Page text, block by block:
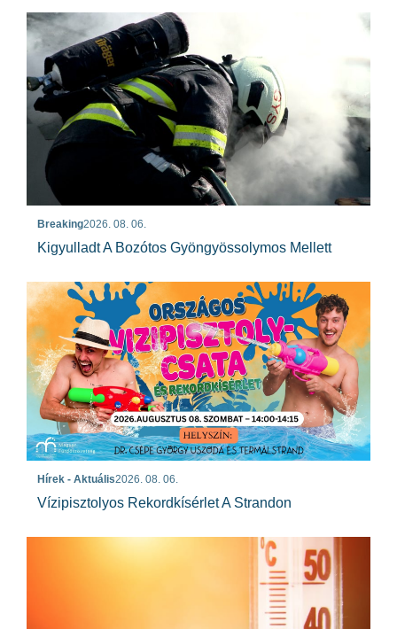
Breaking2026. 08. 06.
Kigyulladt A Bozótos Gyöngyössolymos Mellett
Hírek - Aktuális2026. 08. 06.
Vízipisztolyos Rekordkísérlet A Strandon